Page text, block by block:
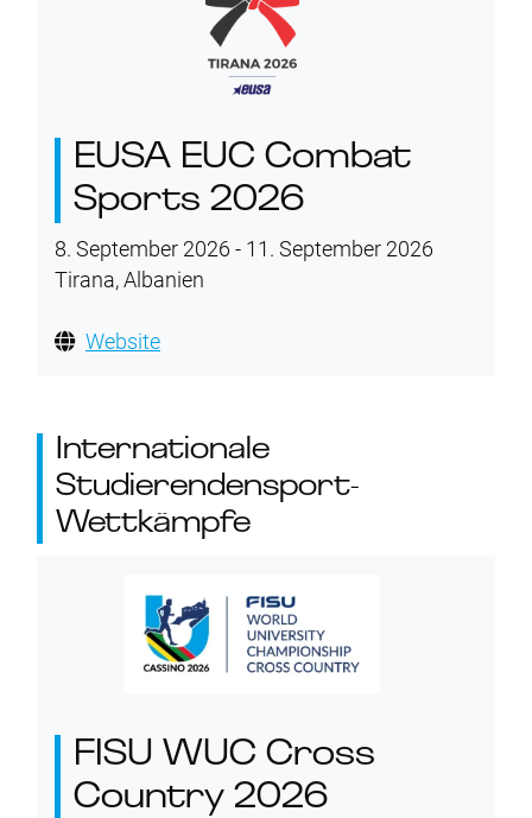
EUSA EUC Combat
Sports 2026
8. September 2026 - 11. September 2026
Tirana, Albanien
Website
Internationale
Studierendensport-
Wettkämpfe
FISU WUC Cross
Country 2026